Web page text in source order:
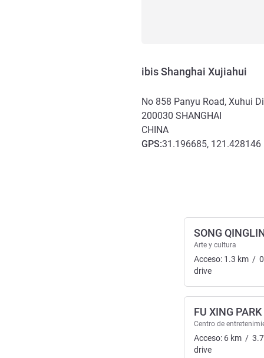
ibis Shanghai Xujiahui
No 858 Panyu Road, Xuhui
200030 SHANGHAI
CHINA
GPS:31.196685, 121.428146
SONG
Arte y cultura
Acceso: 1.3 km /
drive
FU XING PARK
Centro de
Acceso: 6 km /
drive